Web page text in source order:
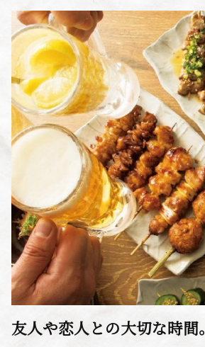
友人や恋人との大切な時間。